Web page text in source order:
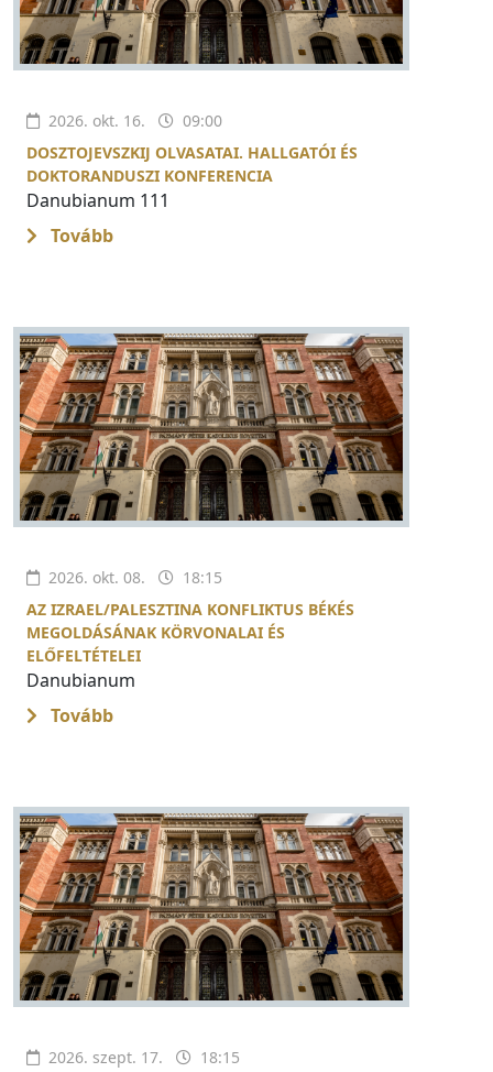
2026. okt. 16.
09:00
DOSZTOJEVSZKIJ OLVASATAI. HALLGATÓI ÉS
DOKTORANDUSZI KONFERENCIA
Danubianum 111
Tovább
2026. okt. 08.
18:15
AZ IZRAEL/PALESZTINA KONFLIKTUS BÉKÉS
MEGOLDÁSÁNAK KÖRVONALAI ÉS
ELŐFELTÉTELEI
Danubianum
Tovább
2026. szept. 17. 18:15